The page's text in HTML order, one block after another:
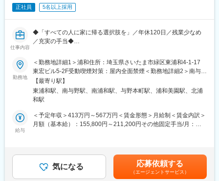
・医療法人高仁会は、昭和25年から埼玉県で「友愛と科学的精神
をもって、質の高い精神医療サービス」を提供してます。戸田病
院、川口病院、川口クリニックなどの病院をはじめ、介護老人保
健施設「コスモス苑」、老人介護支援センターや訪問看護ステー
ションなど、常に先進の精神医療と看護や介護に取り組み、地域
ぐるみの第一線の医療・福祉ケアを展開しています。
変更の範囲：無
正社員 5名以上採用
仕事内容
◆「すべての人に家に帰る選択肢を」／年休120日／残業少なめ
／充実の手当◆
■業務内容：
自宅で生活されるご利用者様への訪問看護をお任せいたします。
・訪問件数の目安：4～5件/日、90件/月（定期の申し送り：な
し）
・訪問時の記録、各種書類の作成：電子カルテ使用
└DX化にも積極的に取り組んでおり、カルテを展開してそのまま
訪問看護計画書に落とし込めるようにしています。
└WyL独自のWEBシステムにより、グループ全体で“訪問看護の見
＊疾患や症例の傾向：小児から難病、精神科、慢性期、終末期ま
で、幅広くお受けしています。
勤務地
＜勤務地詳細1＞浦和住所：埼玉県さいたま市緑区東浦和4-1-17
東宏ビル5-2F受動喫煙対策：屋内全面禁煙＜勤務地詳細2＞南与野
（看護師）住所：埼玉県さいたま市中央区鈴谷2-622-5 ホワイト
メゾン南与野603号室勤務地最寄駅：ＪＲ埼京線線／南与野駅受
動喫煙対策：屋内全面禁煙変更の範囲：会社の定める事業所
【最寄り駅】
東浦和駅、南与野駅、南浦和駅、与野本町駅、浦和美園駅、北浦
和駅
給与
＜予定年収＞413万円～567万円＜賃金形態＞月給制＜賃金内訳＞
月額（基本給）：155,800円～211,200円その他固定手当/月：
給有無＞有＜残業手当＞有＜給与補足＞・看護師手当：40,000
円・賞与 年2回 ※業績による・昇給 年1回 ※業績による※給与は経
験等考慮の上、社内規定に則って確定します。賃金はあくまでも
気になる 応募依頼する
（エージェントサービス）